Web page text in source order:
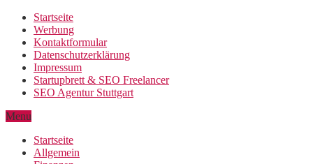
Startseite
Werbung
Kontaktformular
Datenschutzerklärung
Impressum
Startupbrett & SEO Freelancer
SEO Agentur Stuttgart
Menu
Startseite
Allgemein